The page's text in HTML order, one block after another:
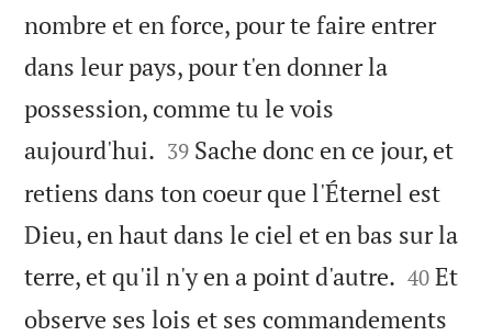
nombre et en force, pour te faire entrer
dans leur pays, pour t'en donner la
possession, comme tu le vois
aujourd'hui. 

39 Sache donc en ce jour, et
retiens dans ton coeur que l'Éternel est
Dieu, en haut dans le ciel et en bas sur la
terre, et qu'il n'y en a point d'autre. 

40 Et
observe ses lois et ses commandements